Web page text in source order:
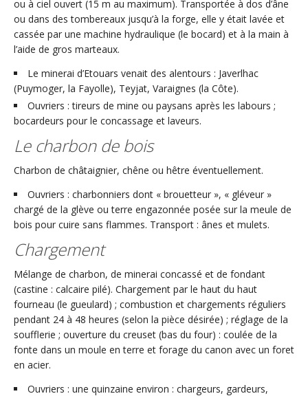
ou à ciel ouvert (15 m au maximum). Transportée à dos d’âne
ou dans des tombereaux jusqu’à la forge, elle y était lavée et
cassée par une machine hydraulique (le bocard) et à la main à
l’aide de gros marteaux.
Le minerai d’Etouars venait des alentours : Javerlhac
(Puymoger, la Fayolle), Teyjat, Varaignes (la Côte).
Ouvriers : tireurs de mine ou paysans après les labours ;
bocardeurs pour le concassage et laveurs.
Le charbon de bois
Charbon de châtaignier, chêne ou hêtre éventuellement.
Ouvriers : charbonniers dont « brouetteur », « gléveur »
chargé de la glève ou terre engazonnée posée sur la meule de
bois pour cuire sans flammes. Transport : ânes et mulets.
Chargement
Mélange de charbon, de minerai concassé et de fondant
(castine : calcaire pilé). Chargement par le haut du haut
fourneau (le gueulard) ; combustion et chargements réguliers
pendant 24 à 48 heures (selon la pièce désirée) ; réglage de la
soufflerie ; ouverture du creuset (bas du four) : coulée de la
fonte dans un moule en terre et forage du canon avec un foret
en acier.
Ouvriers : une quinzaine environ : chargeurs, gardeurs,